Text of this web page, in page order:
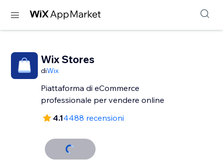
Wix Stores
diWix
Piattaforma di eCommerce
professionale per vendere online
4.14488 recensioni